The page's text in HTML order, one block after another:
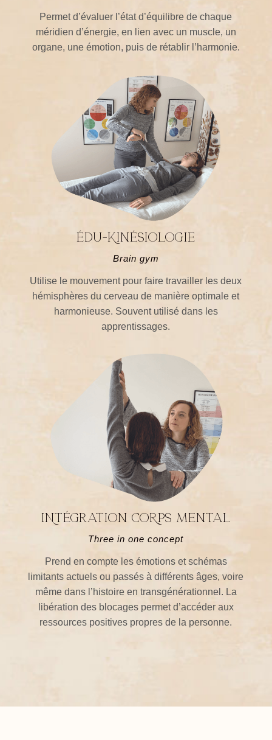
Permet d’évaluer l’état d’équilibre de chaque
méridien d’énergie, en lien avec un muscle, un
organe, une émotion, puis de rétablir l’harmonie.
édu-Kinésiologie
Brain gym
Utilise le mouvement pour faire travailler les deux
hémisphères du cerveau de manière optimale et
harmonieuse. Souvent utilisé dans les
apprentissages.
INtégration coRps mental
Three in one concept
Prend en compte les émotions et schémas
limitants actuels ou passés à différents âges, voire
même dans l’histoire en transgénérationnel. La
libération des blocages permet d’accéder aux
ressources positives propres de la personne.